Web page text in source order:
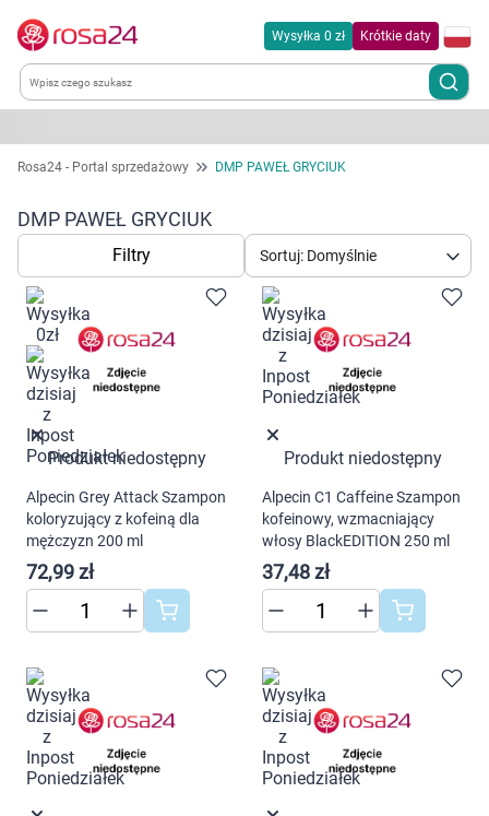
Wysyłka 0 zł Krótkie daty
Kategorie
Chemia gospodarcza
Dla zwierząt
Dom i ogród
Zdrowie
Kobieta w ciąży i mama
Dziecko
Higiena
Kosmetyki
Zdrowy styl życia
Zabawki
Rosa24 - Portal sprzedażowy DMP PAWEŁ GRYCIUK
DMP PAWEŁ GRYCIUK
Filtry Sortuj: Domyślnie
Produkt niedostępny
Alpecin Grey Attack Szampon
koloryzujący z kofeiną dla
mężczyzn 200 ml
72,99 zł
Produkt niedostępny
Alpecin C1 Caffeine Szampon
kofeinowy, wzmacniający
włosy BlackEDITION 250 ml
37,48 zł